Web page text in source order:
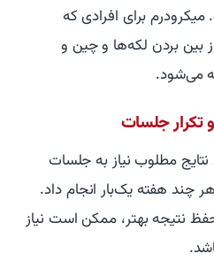
برای افرادی که
بین بردن لکه‌ها و چین و
می‌شود.
تکرار جلسات
مطلوب نیاز به جلسات
چند هفته یک‌بار انجام داد.
نتیجه بهتر، ممکن است نیاز